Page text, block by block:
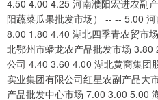
4.50 4.00 4.25 河南濮阳宏进农副
阳蔬菜瓜果批发市场） -- -- 5.00
8.00 1.80 4.40 湖北四季青农贸市
北鄂州市蟠龙农产品批发市场
公司 4.40 3.60 4.00 湖北黄商集团
实业集团有限公司红星农副产品大
产品批发中心市场 7.00 3.00 5.00